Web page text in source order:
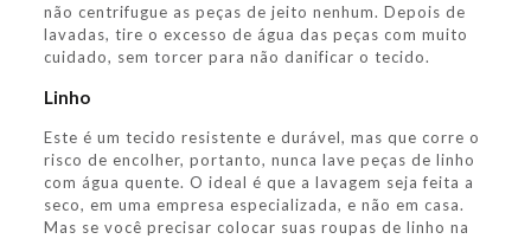
não centrifugue as peças de jeito nenhum. Depois de
lavadas, tire o excesso de água das peças com muito
cuidado, sem torcer para não danificar o tecido.
Linho
Este é um tecido resistente e durável, mas que corre o
risco de encolher, portanto, nunca lave peças de linho
com água quente. O ideal é que a lavagem seja feita a
seco, em uma empresa especializada, e não em casa.
Mas se você precisar colocar suas roupas de linho na